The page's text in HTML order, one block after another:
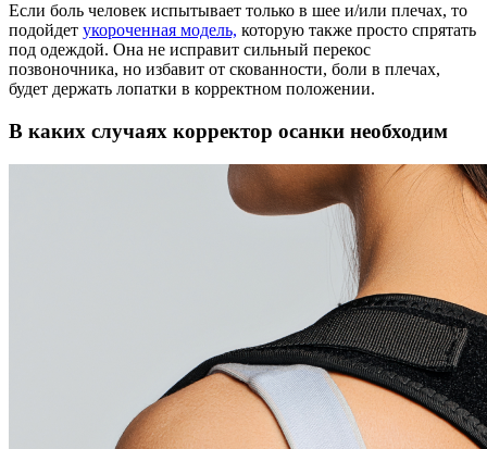
Если боль человек испытывает только в шее и/или плечах, то
подойдет укороченная модель, которую также просто спрятать
под одеждой. Она не исправит сильный перекос
позвоночника, но избавит от скованности, боли в плечах,
будет держать лопатки в корректном положении.
В каких случаях корректор осанки необходим